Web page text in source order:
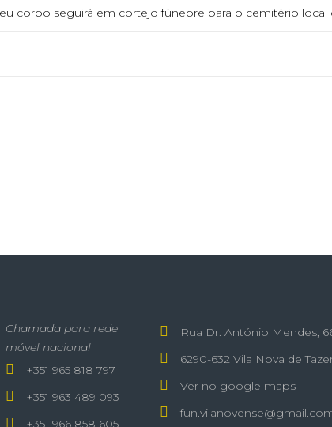
corpo seguirá em cortejo fúnebre para o cemitério local
Chamada para rede
móvel nacional
+351 965 818 797
+351 963 489 093
+351 966 858 605
Rua Dr. António Mendes,
6290-632 Vila Nova de
Ver no google maps